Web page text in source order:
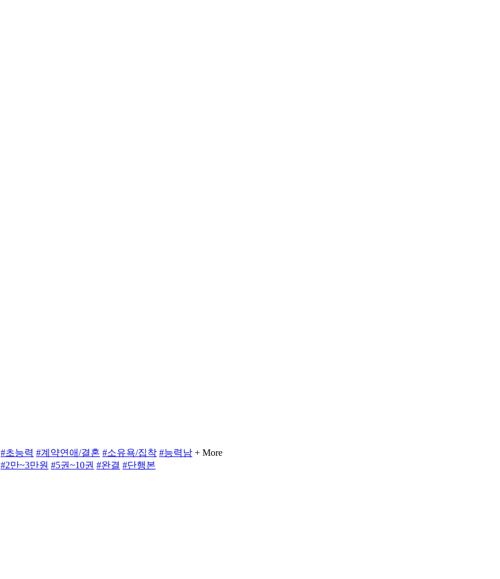
#초능력 #계약연애/결혼 #소유욕/집착 #능력남 + More
#2만~3만원 #5권~10권 #완결 #단행본